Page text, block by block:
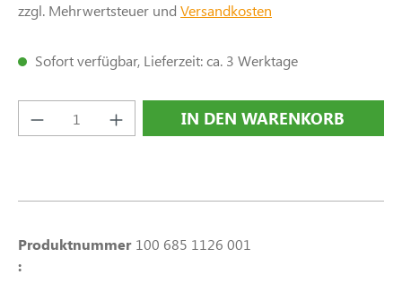
zzgl. Mehrwertsteuer und Versandkosten
Sofort verfügbar, Lieferzeit: ca. 3 Werktage
Produkt Anzahl: Gib den gewünschten
IN DEN WARENKORB
Produktnummer
:
100 685 1126 001